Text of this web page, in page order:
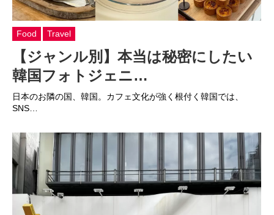
Food Travel
【ジャンル別】本当は秘密にしたい
韓国フォトジェニ…
日本のお隣の国、韓国。カフェ文化が強く根付く韓国では、
SNS…